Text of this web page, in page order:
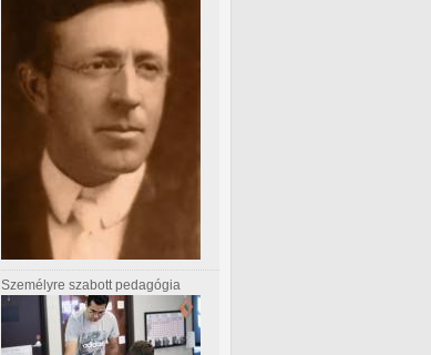
Személyre szabott pedagógia